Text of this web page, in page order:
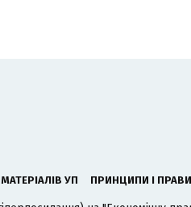
УП ПРИНЦИПИ І